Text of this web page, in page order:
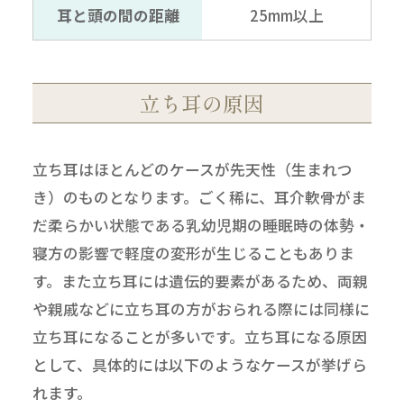
耳と頭の間の距離 25mm以上
立ち耳の原因
立ち耳はほとんどのケースが先天性（生まれつ
き）のものとなります。ごく稀に、耳介軟骨がま
だ柔らかい状態である乳幼児期の睡眠時の体勢・
寝方の影響で軽度の変形が生じることもありま
す。また立ち耳には遺伝的要素があるため、両親
や親戚などに立ち耳の方がおられる際には同様に
立ち耳になることが多いです。立ち耳になる原因
として、具体的には以下のようなケースが挙げら
れます。